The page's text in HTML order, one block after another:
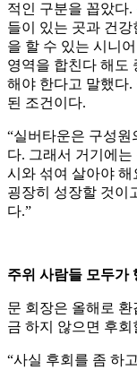
적인 구분을 꼽았다
들이 있는 곳과 건
을 할 수 있는 시니
영역을 합친다 해도
해야 한다고 말했다
된 조건이다.
“실버타운은 구성원
다. 그래서 거기에
시와 섞여 살아야
굉장히 성장할 것이
다.”
주위 사람들 모두가
문 회장은 올해로 환
금 하지 않으면 후회
“사실 후회를 좀 하